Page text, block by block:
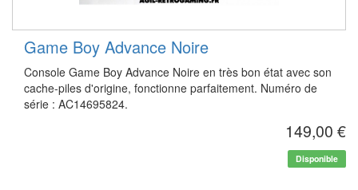
Game Boy Advance Noire
Console Game Boy Advance Noire en très bon état avec son
cache-piles d'origine, fonctionne parfaitement. Numéro de
série : AC14695824.
149,00 €
Disponible